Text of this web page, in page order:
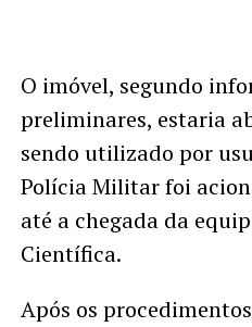
O imóvel, segundo
preliminares, estaria
sendo utilizado por
Polícia Militar foi
até a chegada da
Científica.
Após os